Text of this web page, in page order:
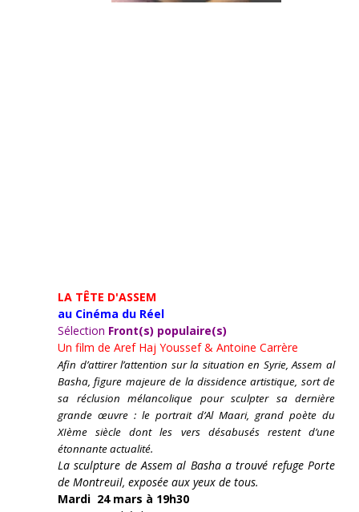
LA TÊTE D'ASSEM
au Cinéma du Réel
Sélection Front(s) populaire(s)
Un film de Aref Haj Youssef & Antoine Carrère
Afin d’attirer l’attention sur la situation en Syrie, Assem al
Basha, figure majeure de la dissidence artistique, sort de
sa réclusion mélancolique pour sculpter sa dernière
grande œuvre : le portrait d’Al Maari, grand poète du
XIème siècle dont les vers désabusés restent d’une
étonnante actualité.
La sculpture de Assem al Basha a trouvé refuge Porte
de Montreuil, exposée aux yeux de tous.
Mardi 24 mars à 19h30